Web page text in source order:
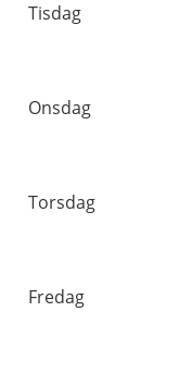
Tisdag
Onsdag
Torsdag
Fredag